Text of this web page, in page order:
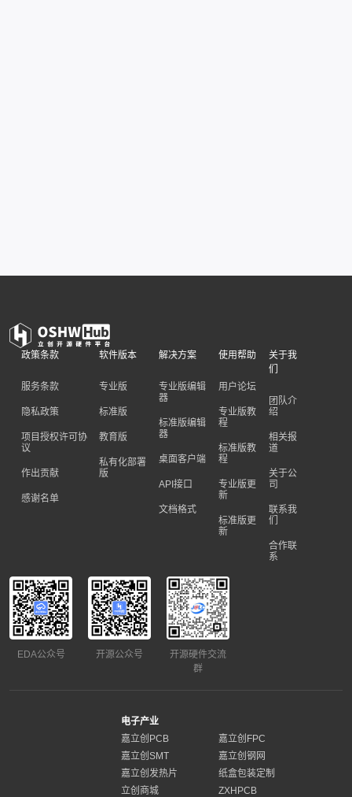
政策条款
服务条款
隐私政策
项目授权许可协
议
作出贡献
感谢名单
软件版本
专业版
标准版
教育版
私有化部署
版
解决方案
专业版编辑
器
标准版编辑
器
桌面客户端
API接口
文档格式
使用帮助
用户论坛
专业版教
程
标准版教
程
专业版更
新
标准版更
新
关于我
们
团队介
绍
相关报
道
关于公
司
联系我
们
合作联
系
EDA公众号 开源公众号
开源硬件交流
群
电子产业
嘉立创PCB
嘉立创FPC
嘉立创SMT
嘉立创钢网
嘉立创发热片
纸盒包装定制
立创商城
ZXHPCB